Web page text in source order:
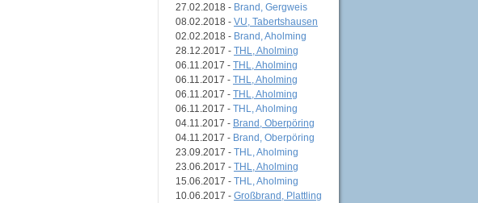
27.02.2018 - Brand, Gergweis
08.02.2018 - VU, Tabertshausen
02.02.2018 - Brand, Aholming
28.12.2017 - THL, Aholming
06.11.2017 - THL, Aholming
06.11.2017 - THL, Aholming
06.11.2017 - THL, Aholming
06.11.2017 - THL, Aholming
04.11.2017 - Brand, Oberpöring
04.11.2017 - Brand, Oberpöring
23.09.2017 - THL, Aholming
23.06.2017 - THL, Aholming
15.06.2017 - THL, Aholming
10.06.2017 - Großbrand, Plattling